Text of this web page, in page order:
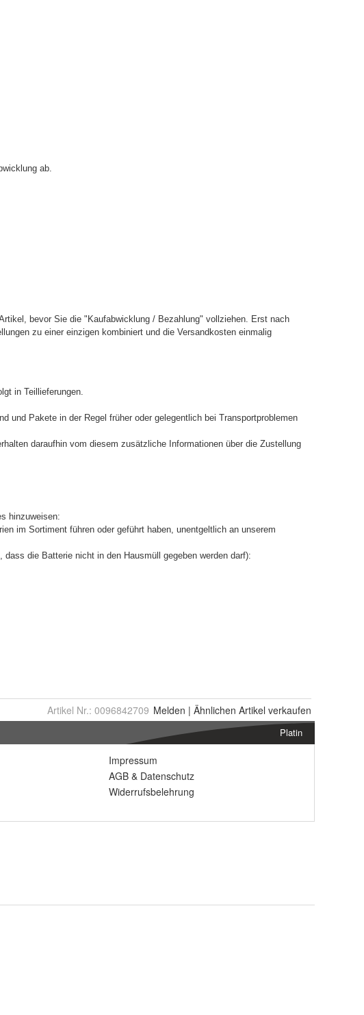
Artikel Nr.: 0096842709 Melden | Ähnlichen Artikel verkaufen
Platin
Impressum
AGB & Datenschutz
Widerrufsbelehrung